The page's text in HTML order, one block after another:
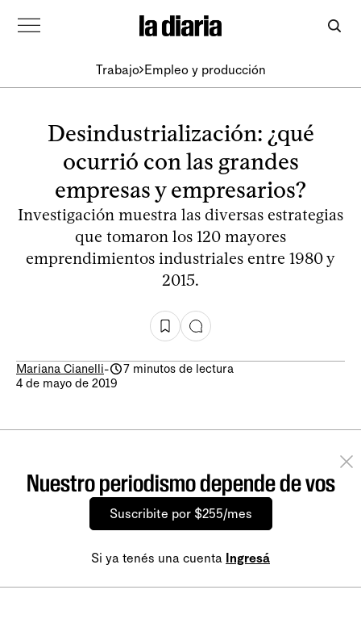
Trabajo Empleo y producción
Desindustrialización: ¿qué
ocurrió con las grandes
empresas y empresarios?
Investigación muestra las diversas estrategias
que tomaron los 120 mayores
emprendimientos industriales entre 1980 y
2015.
Mariana Cianelli-
7 minutos de lectura
4 de mayo de 2019
Nuestro periodismo depende de vos
Suscribite por $255/mes
Si ya tenés una cuenta Ingresá